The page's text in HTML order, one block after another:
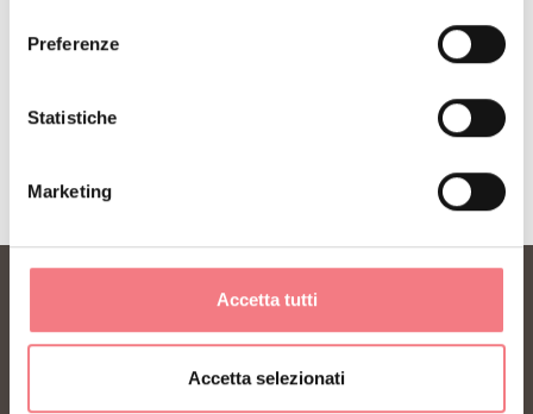
Preferenze
Statistiche
Marketing
Accetta tutti
Accetta selezionati